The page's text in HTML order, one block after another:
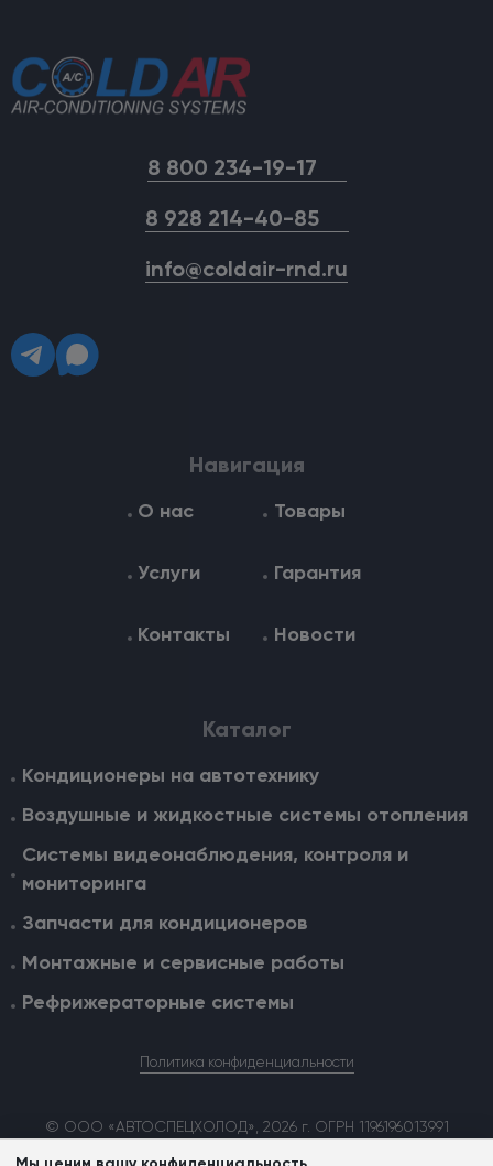
8 800 234-19-17
8 928 214-40-85
info@coldair-rnd.ru
Навигация
О нас Товары
Услуги Гарантия
Контакты Новости
Каталог
Кондиционеры на автотехнику
Воздушные и жидкостные cистемы отопления
Системы видеонаблюдения, контроля и
мониторинга
Запчасти для кондиционеров
Монтажные и сервисные работы
Рефрижераторные системы
© ООО «АВТОСПЕЦХОЛОД», 2026 г. ОГРН 1196196013991
Политика конфиденциальности